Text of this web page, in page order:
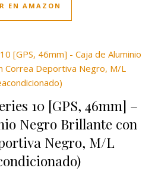
EN AMAZON
10 [GPS, 46mm] –
Negro Brillante con
Negro, M/L